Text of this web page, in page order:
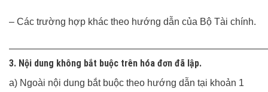
– Các trường hợp khác theo hướng dẫn của Bộ Tài chính.
3. Nội dung không bắt buộc trên hóa đơn đã lập.
a) Ngoài nội dung bắt buộc theo hướng dẫn tại khoản 1